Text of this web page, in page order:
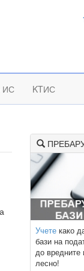
ИС KTИС
Учете како
бази на
до
лесно!